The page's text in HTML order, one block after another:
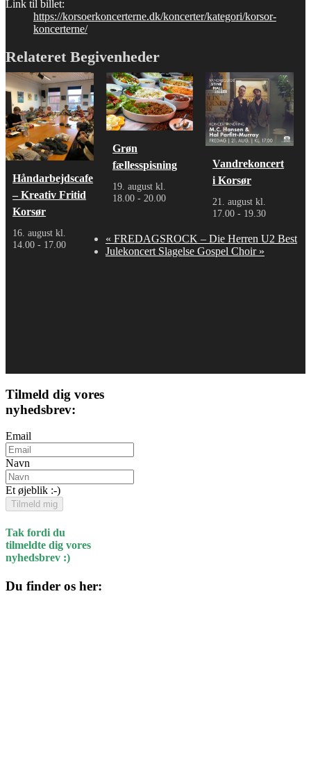
Link til billet:
https://korsoerkoncerterne.dk/koncerter/kategori/korsor-
koncerterne/
Relateret Begivenheder
Håndarbejdscafe
– Kreativ Fritid
Korsør
16. august kl.
14.00 - 17.00
Grøn
fællesspisning
19. august kl.
18.00 - 20.00
Vandrekoncert
i Korsør
21. august kl.
17.00 - 19.30
« FREDAGSROCK – Die Herren U2 Best
Julekoncert Slagelse Gospel Choir »
Tilmeld dig vores
nyhedsbrev:
Email
Navn
Et øjeblik :-)
Tilmeld mig
Tak fordi du
tilmeldte dig vores
nyhedsbrev :)
Du finder os her: